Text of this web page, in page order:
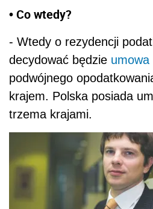
• Co wtedy?
- Wtedy o rezydencji
decydować będzie umowa
podwójnego
krajem. Polska posiada
trzema krajami.